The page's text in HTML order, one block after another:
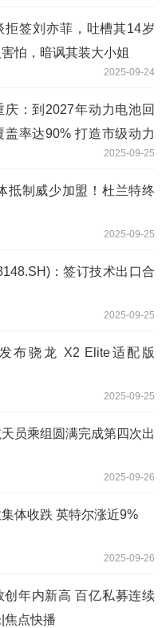
拒签刘亦菲，吐槽其14岁
怕，暗讽其装大小姐
2025-09-24
庆：到2027年动力电池回
盖率达90% 打造市级动力
2025-09-25
抵制威少加盟！杜兰特终
2025-09-25
：签订技术出口合
2025-09-25
布骁龙 X2 Elite适配版
2025-09-25
员乘组圆满完成第四次出
2025-09-26
体收跌 英特尔涨近9%
2025-09-26
创年内新高 百亿私募连续
焦点快播